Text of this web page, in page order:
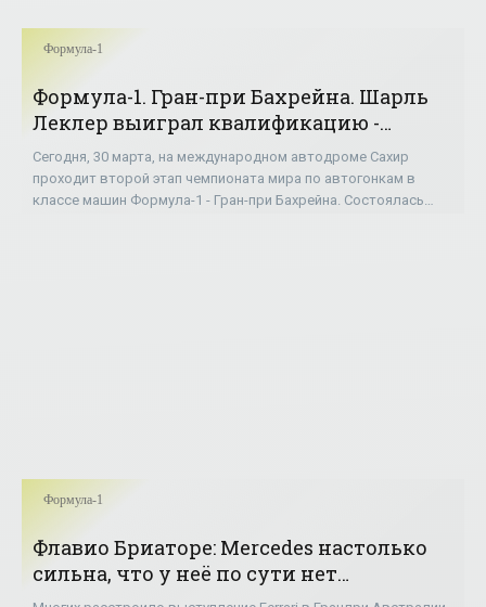
Формула-1
Формула-1. Гран-при Бахрейна. Шарль
Леклер выиграл квалификацию -
«ФОРМУЛА-1»
Сегодня, 30 марта, на международном автодроме Сахир
проходит второй этап чемпионата мира по автогонкам в
классе машин Формула-1 - Гран-при Бахрейна. Состоялась
Формула-1
Флавио Бриаторе: Mercedes настолько
сильна, что у неё по сути нет
соперников - «ФОРМУЛА-1»